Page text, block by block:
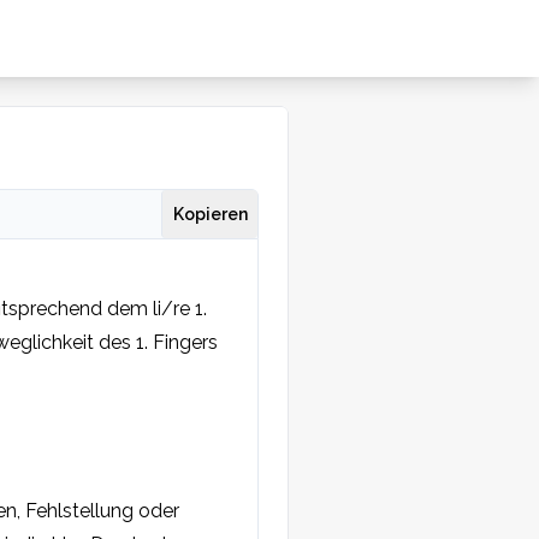
Kopieren
dem li/re 1.
des 1. Fingers
Fehlstellung oder